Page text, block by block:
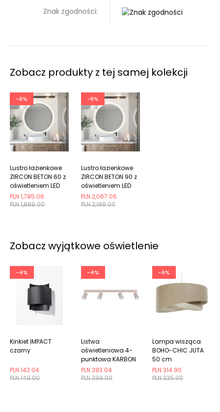
Znak zgodności:
Zobacz produkty z tej samej kolekcji
-6%
PLN 1,899.00
PLN 1,785.06
Lustro łazienkowe
ZIRCON BETON 60 z
oświetleniem LED
-6%
PLN 2,199.00
PLN 2,067.06
Lustro łazienkowe
ZIRCON BETON 90 z
oświetleniem LED
Zobacz wyjątkowe oświetlenie
-4%
PLN 149.00
PLN 143.04
Kinkiet IMPACT
czarny
-4%
PLN 399.00
PLN 383.04
Listwa
oświetleniowa 4-
punktowa KARBON
4L taupe ryflowana
-6%
PLN 335.00
PLN 314.90
Lampa wisząca
BOHO-CHIC JUTA
50 cm
naturalna/beżowa